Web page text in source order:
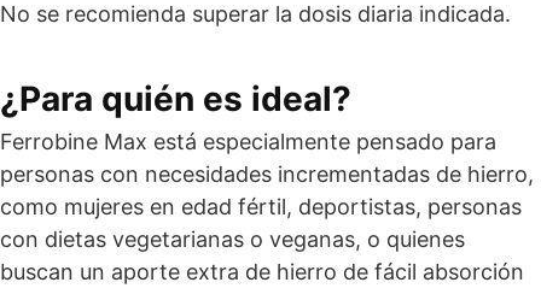
No se recomienda superar la dosis diaria indicada.
¿Para quién es ideal?
Ferrobine Max está especialmente pensado para
personas con necesidades incrementadas de hierro,
como mujeres en edad fértil, deportistas, personas
con dietas vegetarianas o veganas, o quienes
buscan un aporte extra de hierro de fácil absorción